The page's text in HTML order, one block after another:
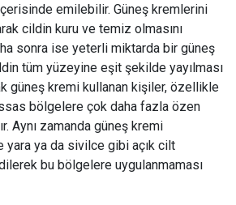
emilebilir. Güneş kremlerini
cildin kuru ve temiz olmasını
sonra ise yeterli miktarda bir güneş
tüm yüzeyine eşit şekilde yayılması
güneş kremi kullanan kişiler, özellikle
bölgelere çok daha fazla özen
Aynı zamanda güneş kremi
yara ya da sivilce gibi açık cilt
bu bölgelere uygulanmaması